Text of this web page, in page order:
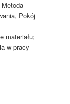
Pokój
materiału;
w pracy